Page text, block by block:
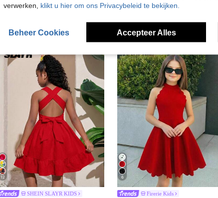
12
SHEIN SLAYR KIDS
6
Firerie Kids
verwerken, klikt u hier om ons Privacybeleid te bekijken.
Beheer Cookies Accepteer Alles